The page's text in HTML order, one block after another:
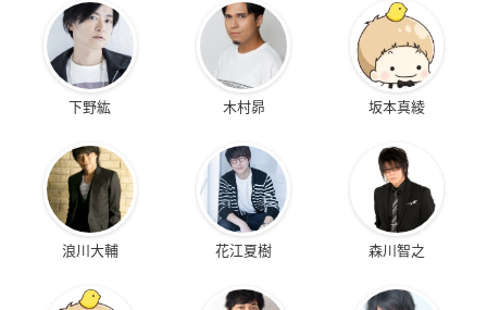
下野紘 木村昴 坂本真綾
浪川大輔 花江夏樹 森川智之